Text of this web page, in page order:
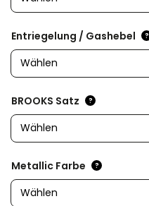
Entriegelung / Gashebel ?
BROOKS Satz ?
Metallic Farbe ?